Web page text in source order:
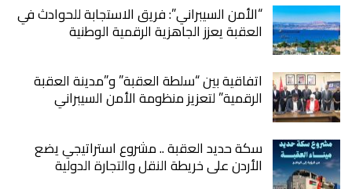
“الأمن السيبراني”: فريق الاستجابة للحوادث في
العقبة يعزز الجاهزية الرقمية الوطنية
اتفاقية بين “سلطة العقبة” و”مدينة العقبة
الرقمية” لتعزيز منظومة الأمن السيبراني
سكة حديد العقبة .. مشروع استراتيجي يضع
الأردن على خريطة النقل والتجارة الدولية